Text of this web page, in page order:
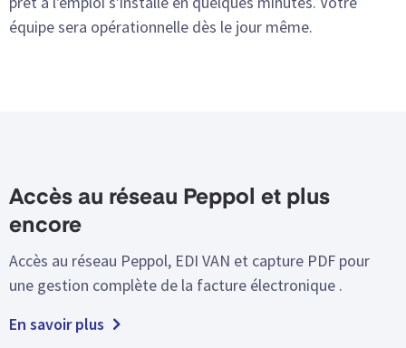
équipe sera opérationnelle dès le jour même.
Accès au réseau Peppol et plus
encore
Accès au réseau Peppol, EDI VAN et capture PDF pour
une gestion complète de la facture électronique .
En savoir plus